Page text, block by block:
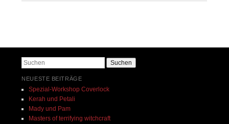
Suchen
NEUESTE BEITRÄGE
Spezial-Workshop Coverlock
Kerah und Petali
Mady und Pam
Masters of terrifying witchcraft